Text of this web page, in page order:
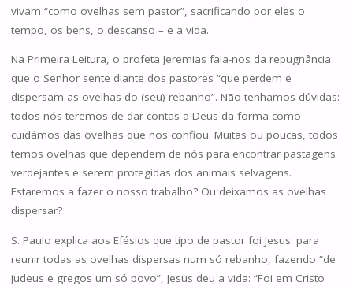
vivam “como ovelhas sem pastor”, sacrificando por eles o
tempo, os bens, o descanso – e a vida.
Na Primeira Leitura, o profeta Jeremias fala-nos da repugnância
que o Senhor sente diante dos pastores “que perdem e
dispersam as ovelhas do (seu) rebanho”. Não tenhamos dúvidas:
todos nós teremos de dar contas a Deus da forma como
cuidámos das ovelhas que nos confiou. Muitas ou poucas, todos
temos ovelhas que dependem de nós para encontrar pastagens
verdejantes e serem protegidas dos animais selvagens.
Estaremos a fazer o nosso trabalho? Ou deixamos as ovelhas
dispersar?
S. Paulo explica aos Efésios que tipo de pastor foi Jesus: para
reunir todas as ovelhas dispersas num só rebanho, fazendo “de
judeus e gregos um só povo”, Jesus deu a vida: “Foi em Cristo